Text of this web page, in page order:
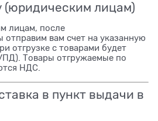
(юридическим лицам)
лицам, после
вам счет на указанную
отгрузке с товарами будет
Товары отгружаемые по
НДС.
в пункт выдачи в